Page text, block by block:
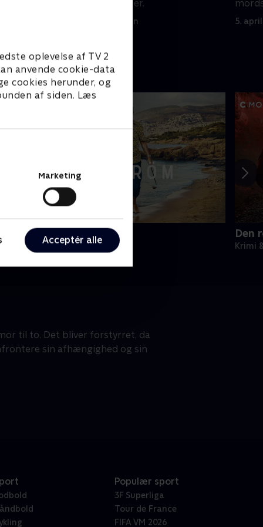
oplevelse af TV 2
anvende cookie-data
cookies herunder, og
af siden. Læs
Marketing
Acceptér alle
gerningsmanden er.
5. april 2024 • 46 min 5.
Bäckström
& Spænding • 3 sæsoner
Den
Krimi
til to. Det bliver forstyrret, da
sin afhængighed og sin
Populær sport
3F Superliga
Tour de France
FIFA VM 2026